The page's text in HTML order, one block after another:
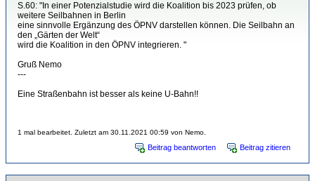
S.60: "In einer Potenzialstudie wird die Koalition bis 2023 prüfen, ob
weitere Seilbahnen in Berlin
eine sinnvolle Ergänzung des ÖPNV darstellen können. Die Seilbahn an
den „Gärten der Welt“
wird die Koalition in den ÖPNV integrieren. "
Gruß Nemo
---
Eine Straßenbahn ist besser als keine U-Bahn!!
1 mal bearbeitet. Zuletzt am 30.11.2021 00:59 von Nemo.
Beitrag beantworten Beitrag zitieren